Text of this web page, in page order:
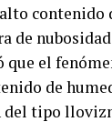
contenido
de
que el
de
del tipo